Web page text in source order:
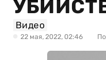
Видео
22 мая, 2022, 02:46